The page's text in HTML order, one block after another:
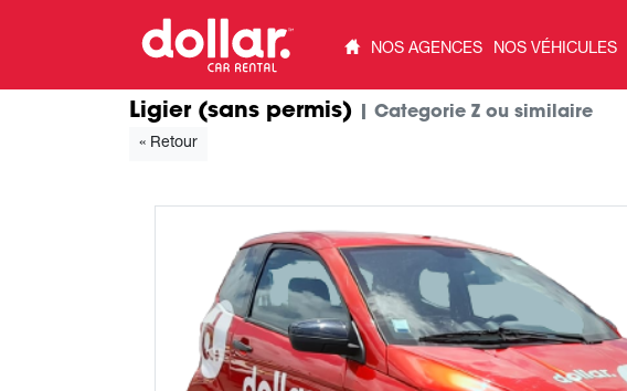
NOS AGENCES NOS VÉHICULES
Ligier (sans permis) | Categorie Z ou similaire
« Retour